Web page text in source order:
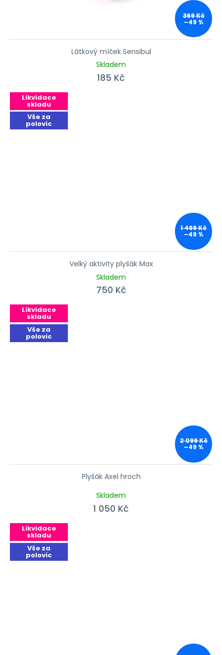
369 Kč
–49 %
Látkový míček Sensibul
Skladem
185 Kč
Likvidace
skladu
Vše za
polovic
1 499 Kč
–49 %
Velký aktivity plyšák Max
Skladem
750 Kč
Likvidace
skladu
Vše za
polovic
2 099 Kč
–49 %
Plyšák Axel hroch
Skladem
1 050 Kč
Likvidace
skladu
Vše za
polovic